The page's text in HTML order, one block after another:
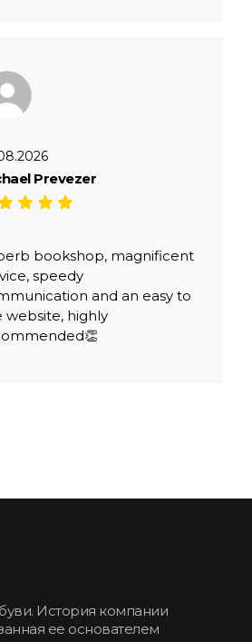
Prevezer
bookshop, magnificent
speedy
and an easy to
website, highly
История компании
ее основателем